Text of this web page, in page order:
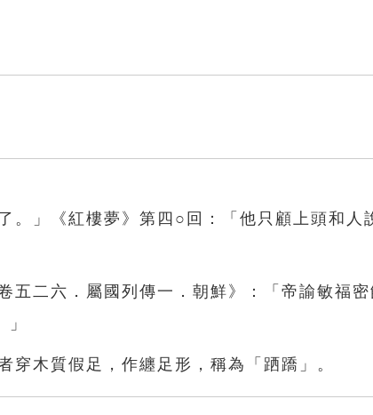
。」《紅樓夢》第四○回：「他只顧上頭和人
五二六．屬國列傳一．朝鮮》：「帝諭敏福
木質假足，作纏足形，稱為「跴蹻」。